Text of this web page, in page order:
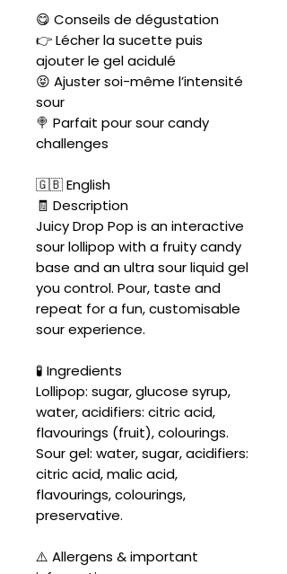
😋 Conseils de dégustation
👉 Lécher la sucette puis
ajouter le gel acidulé
😝 Ajuster soi-même l’intensité
sour
🍭 Parfait pour sour candy
challenges
🇬🇧 English
🧾 Description
Juicy Drop Pop is an interactive
sour lollipop with a fruity candy
base and an ultra sour liquid gel
you control. Pour, taste and
repeat for a fun, customisable
sour experience.
🧪 Ingredients
Lollipop: sugar, glucose syrup,
water, acidifiers: citric acid,
flavourings (fruit), colourings.
Sour gel: water, sugar, acidifiers:
citric acid, malic acid,
flavourings, colourings,
preservative.
⚠️ Allergens & important